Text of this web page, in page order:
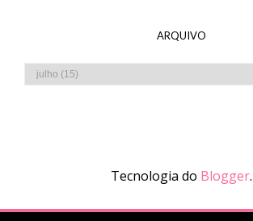
ARQUIVO
Tecnologia do Blogger.